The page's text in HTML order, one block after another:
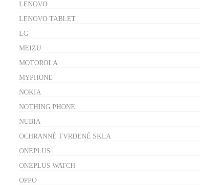
LENOVO
LENOVO TABLET
LG
MEIZU
MOTOROLA
MYPHONE
NOKIA
NOTHING PHONE
NUBIA
OCHRANNÉ TVRDENÉ SKLA
ONEPLUS
ONEPLUS WATCH
OPPO